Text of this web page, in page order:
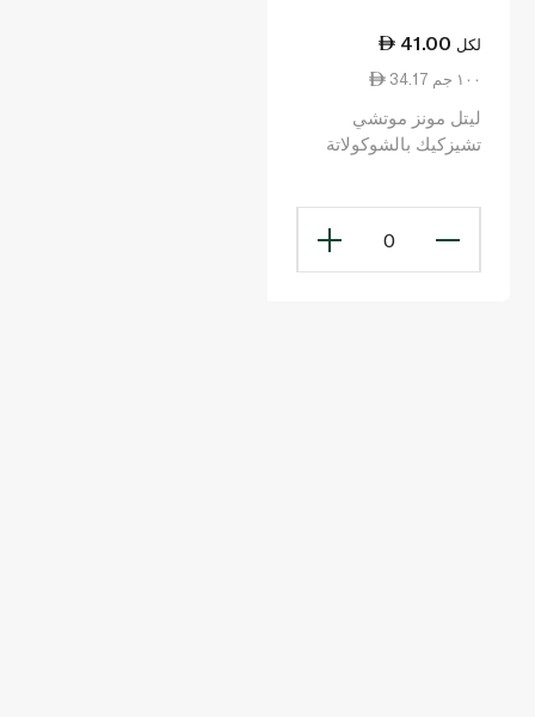
41.00 لكل
34.17 ١٠٠ جم
ليتل مونز موتشي
تشيزكيك بالشوكولاتة
0